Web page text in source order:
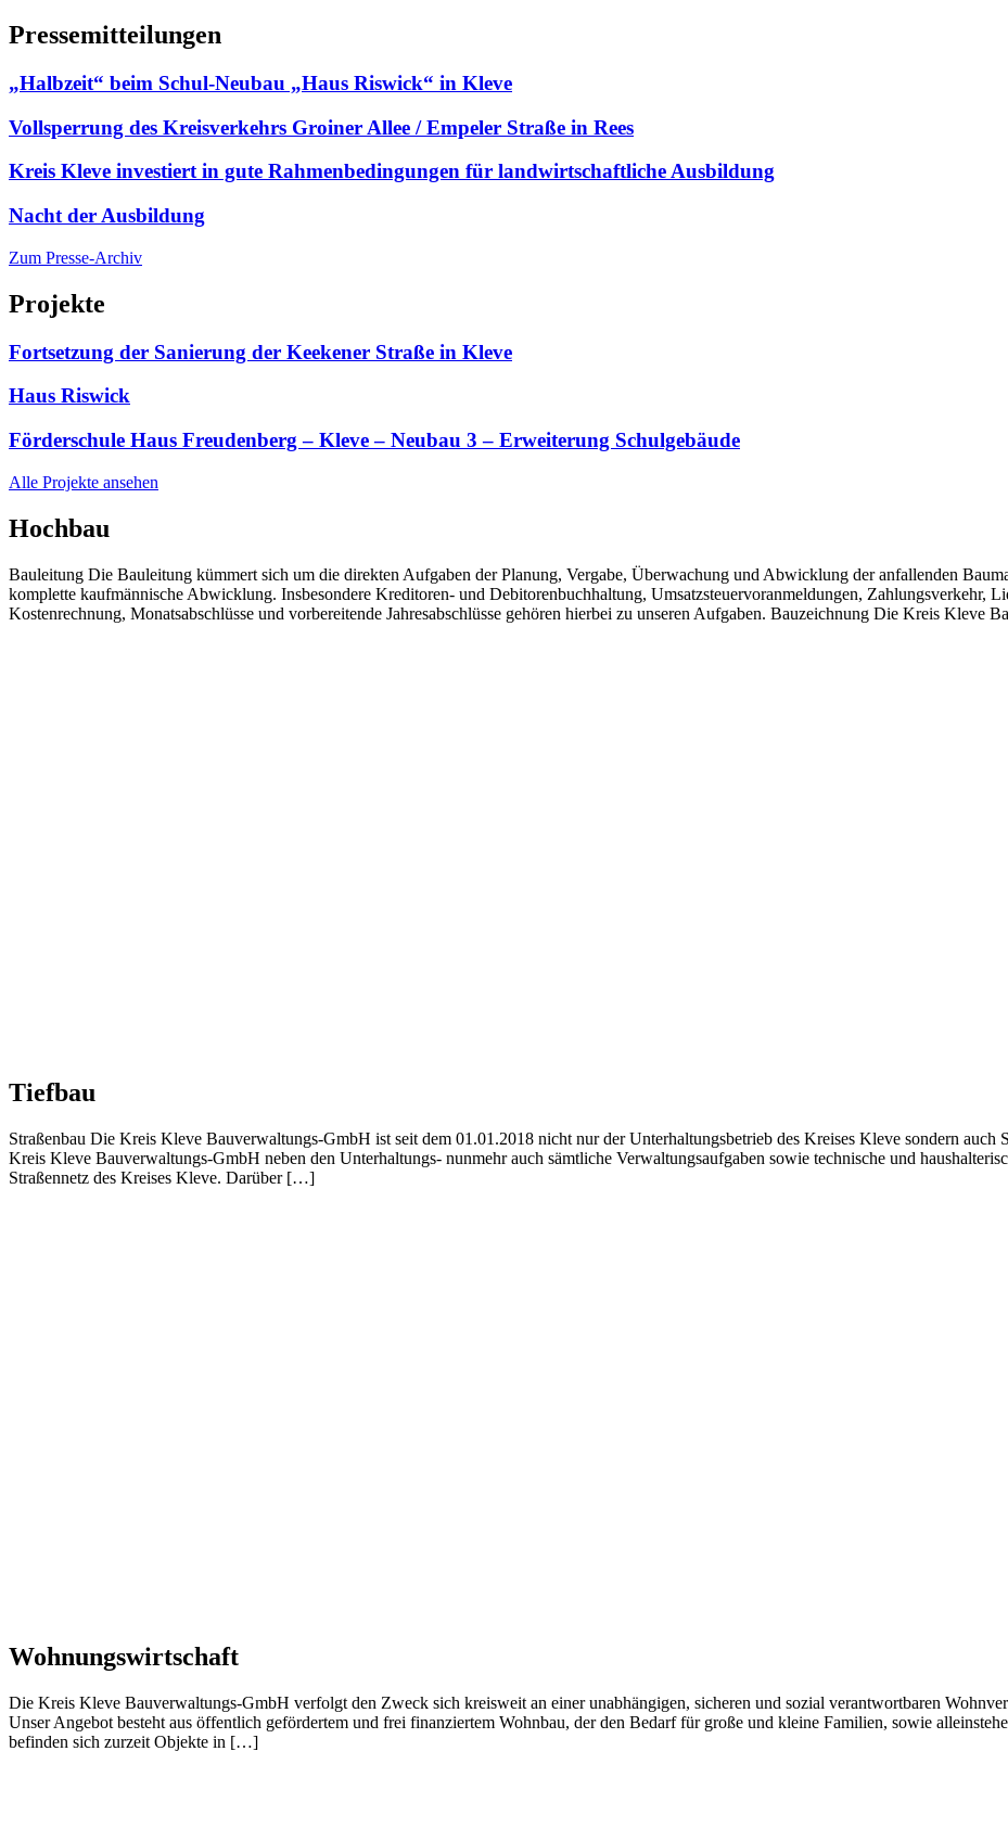
Pressemitteilungen
„Halbzeit“ beim Schul-Neubau „Haus Riswick“ in Kleve
Vollsperrung des Kreisverkehrs Groiner Allee / Empeler Straße in Rees
Kreis Kleve investiert in gute Rahmenbedingungen für landwirtschaftliche Ausbildung
Nacht der Ausbildung
Zum Presse-Archiv
Projekte
Fortsetzung der Sanierung der Keekener Straße in Kleve
Haus Riswick
Förderschule Haus Freudenberg – Kleve – Neubau 3 – Erweiterung Schulgebäude
Alle Projekte ansehen
Hochbau
Bauleitung Die Bauleitung kümmert sich um die direkten Aufgaben der Planung, Vergabe, Überwachung und Abwicklung der anfallenden
komplette kaufmännische Abwicklung. Insbesondere Kreditoren- und Debitorenbuchhaltung, Umsatzsteuervoranmeldungen, Zahlungsverkehr,
Kostenrechnung, Monatsabschlüsse und vorbereitende Jahresabschlüsse gehören hierbei zu unseren Aufgaben. Bauzeichnung Die Kreis
Tiefbau
Straßenbau Die Kreis Kleve Bauverwaltungs-GmbH ist seit dem 01.01.2018 nicht nur der Unterhaltungsbetrieb des Kreises Kleve sondern
Kreis Kleve Bauverwaltungs-GmbH neben den Unterhaltungs- nunmehr auch sämtliche Verwaltungsaufgaben sowie technische und
Straßennetz des Kreises Kleve. Darüber […]
Wohnungswirtschaft
Die Kreis Kleve Bauverwaltungs-GmbH verfolgt den Zweck sich kreisweit an einer unabhängigen, sicheren und sozial verantwortbaren
Unser Angebot besteht aus öffentlich gefördertem und frei finanziertem Wohnbau, der den Bedarf für große und kleine Familien, sowie
befinden sich zurzeit Objekte in […]